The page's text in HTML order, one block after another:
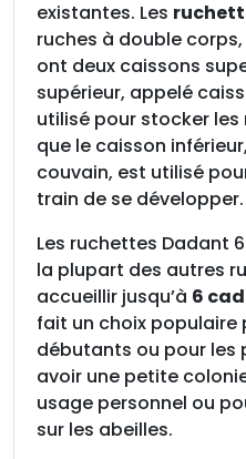
existantes. Les
ruches à double
ont deux caissons
supérieur, appelé
utilisé pour stocker
que le caisson
couvain, est utilisé
train de se développer.
Les ruchettes Dadant
la plupart des autres
accueillir jusqu’à 6
fait un choix populaire
débutants ou pour les
avoir une petite
usage personnel ou
sur les abeilles.